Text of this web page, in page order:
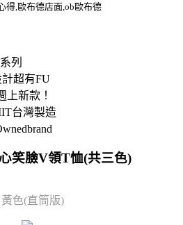
得,歐布德店面,ob歐布德
列
超有FU
新款！
台灣製造
笑臉V領T恤(共三色)
色(直筒版)